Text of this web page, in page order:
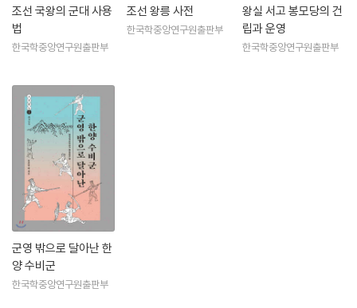
조선 국왕의 군대 사용
법
한국학중앙연구원출판부
조선 왕릉 사전
한국학중앙연구원출판부
왕실 서고 봉모당의 건
립과 운영
한국학중앙연구원출판부
군영 밖으로 달아난 한
양 수비군
한국학중앙연구원출판부